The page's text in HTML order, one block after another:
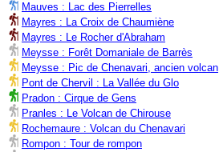
Mauves : Lac des Pierrelles
Mayres : La Croix de Chaumiène
Mayres : Le Rocher d'Abraham
Meysse : Forêt Domaniale de Barrès
Meysse : Pic de Chenavari, ancien volcan
Pont de Chervil : La Vallée du Glo
Pradon : Cirque de Gens
Pranles : Le Volcan de Chirouse
Rochemaure : Volcan du Chenavari
Rompon : Tour de rompon